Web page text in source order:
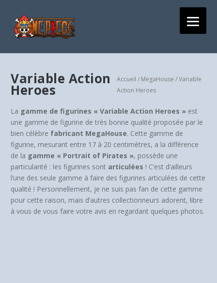
Variable Action
Heroes
Accueil / MegaHouse / Variable
Action Heroes
La gamme de figurines « Variable Action Heroes » est
une gamme de figurine de très bonne qualité proposée par le
bien célèbre fabricant MegaHouse. Cette gamme de
figurine, mesurant entre 17 à 20 centimètres, a la différence
de la gamme « Portrait of Pirates », possède une
particularité : les figurines sont articulées ! C’est d’ailleurs
l’une des seule gamme à faire des figurines articulées de cette
qualité ! Personnellement, je ne suis pas fan de cette gamme
pour cette raison, mais d’autres collectionneurs adorent, libre
à vous de vous faire votre avis en regardant quelques photos.